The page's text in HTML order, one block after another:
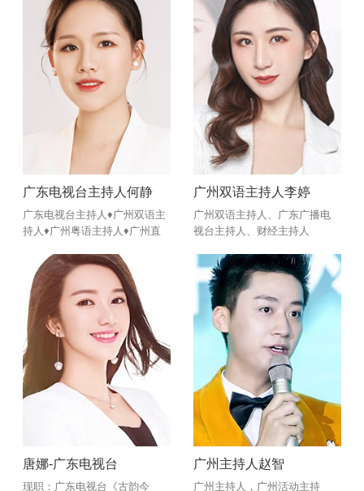
《时尚新体验》栏目主持人
广东电视台主持人何静
广东电视台主持人♦广州双语主
持人♦广州粤语主持人♦广州直
行》节目主持人♦佛山电视台
《味道佛山》客席主播
广州双语主持人李婷
广州双语主持人、广东广播电
视台主持人、财经主持人
唐娜-广东电视台
现职：广东电视台《古韵今
广州主持人赵智
广州主持人，广州活动主持